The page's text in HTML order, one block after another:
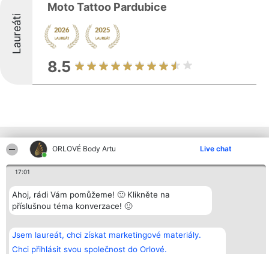
ORLOVÉ Body Artu Live chat
17:01
Ahoj, rádi Vám pomůžeme! 🙂 Klikněte na
příslušnou téma konverzace! 🙂
Jsem laureát, chci získat marketingové materiály.
Chci přihlásit svou společnost do Orlové.
Laureáti
Moto Tattoo Pardubice
8.5
Ostatní společnosti z kraje
Organizátor hlasování
Bright Side Solutions sp. z o.
o. sp. k.
ul. Ruska 22
KRS 0000749100 | Regon
381313360 | NIP 8943132676
Plebiscyt
Vítězové
Seznam všech
laureátů
Pravidla
ochrany
Kontakt